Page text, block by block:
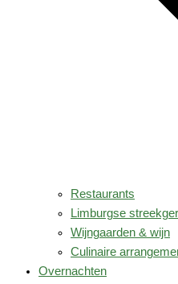
Restaurants
Limburgse
Wijngaarden & wijn
Culinaire
Overnachten